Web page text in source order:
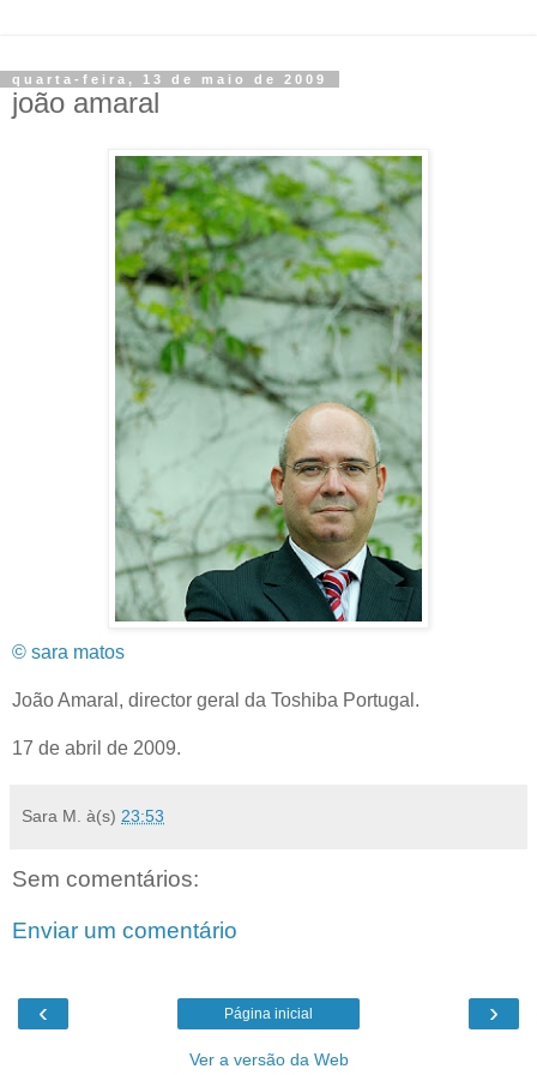
quarta-feira, 13 de maio de 2009
joão amaral
© sara matos
João Amaral, director geral da Toshiba Portugal.
17 de abril de 2009.
Sara M. à(s) 23:53
Sem comentários:
Enviar um comentário
‹ ›
Página inicial
Ver a versão da Web